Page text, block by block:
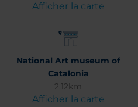
Afficher la carte
National Art museum of
Catalonia
2.12km
Afficher la carte